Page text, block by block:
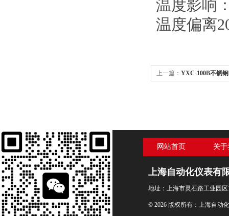
温度影响
温度偏离
上一篇： YXC-100B不锈
网站首页 关
上海自动化仪表有
地址：上海市灵石路工业园区
© 2026 版权所有：上海自动